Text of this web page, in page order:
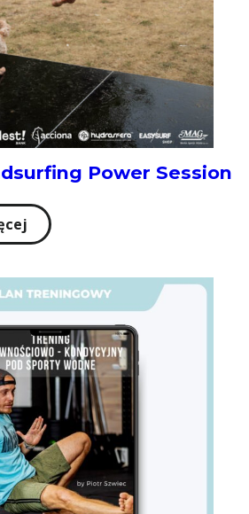
Power Session